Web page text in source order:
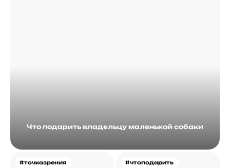
Что подарить владельцу маленькой собаки
#точказрения #чтоподарить